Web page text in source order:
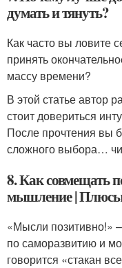
думать и тянуть?
Как часто вы ловите
принять
массу времени?
В этой статье автор
стоит довериться
После прочтения вы
сложного выбора…
8. Как совмещать
мышление |
«Мысли позитивно!» –
по саморазвитию и
говорится «стакан